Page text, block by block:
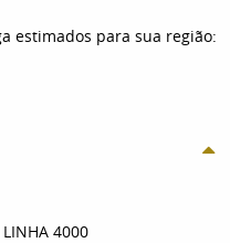
estimados para sua região:
4000